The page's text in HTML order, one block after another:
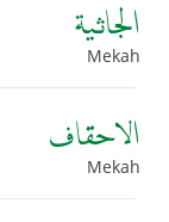
الجاثية
Mekah
الاحقاف
Mekah